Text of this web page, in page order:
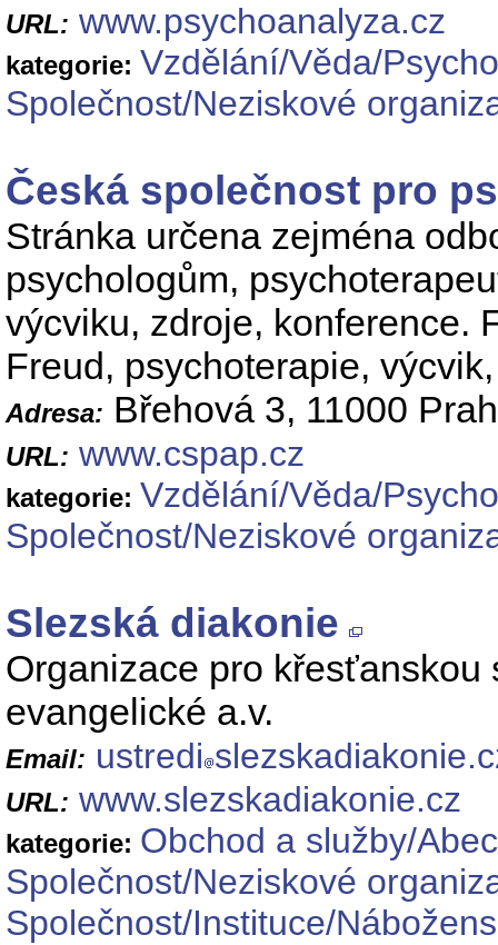
URL: www.psychoanalyza.cz
kategorie: Vzdělání/Věda/
Společnost/Neziskové
Česká společnost pro
Stránka určena zejména
psychologům,
výcviku, zdroje, konference.
Freud, psychoterapie,
Adresa: Břehová 3, 11000
URL: www.cspap.cz
kategorie: Vzdělání/Věda/
Společnost/Neziskové
Slezská diakonie
Organizace pro
evangelické a.v.
Email: ustredi
URL: www.slezskadiakonie.cz
kategorie: Obchod a služby/
Společnost/Neziskové
Společnost/Instituce/